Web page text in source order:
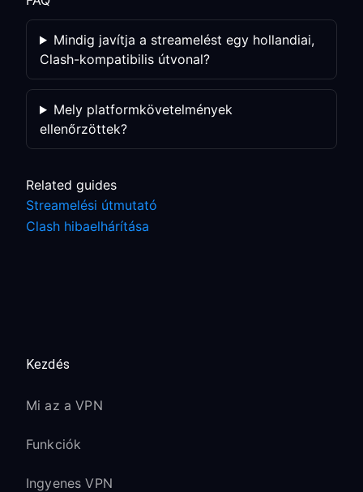
Mindig javítja a streamelést egy hollandiai,
Clash-kompatibilis útvonal?
Mely platformkövetelmények
ellenőrzöttek?
Related guides
Streamelési útmutató
Clash hibaelhárítása
Kezdés
Mi az a VPN
Funkciók
Ingyenes VPN